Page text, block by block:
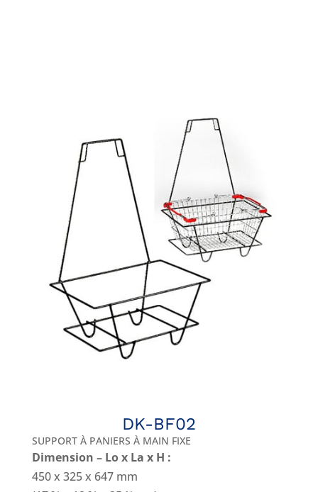
DK-BF02
SUPPORT À PANIERS À MAIN FIXE
Dimension – Lo x La x H :
450 x 325 x 647 mm